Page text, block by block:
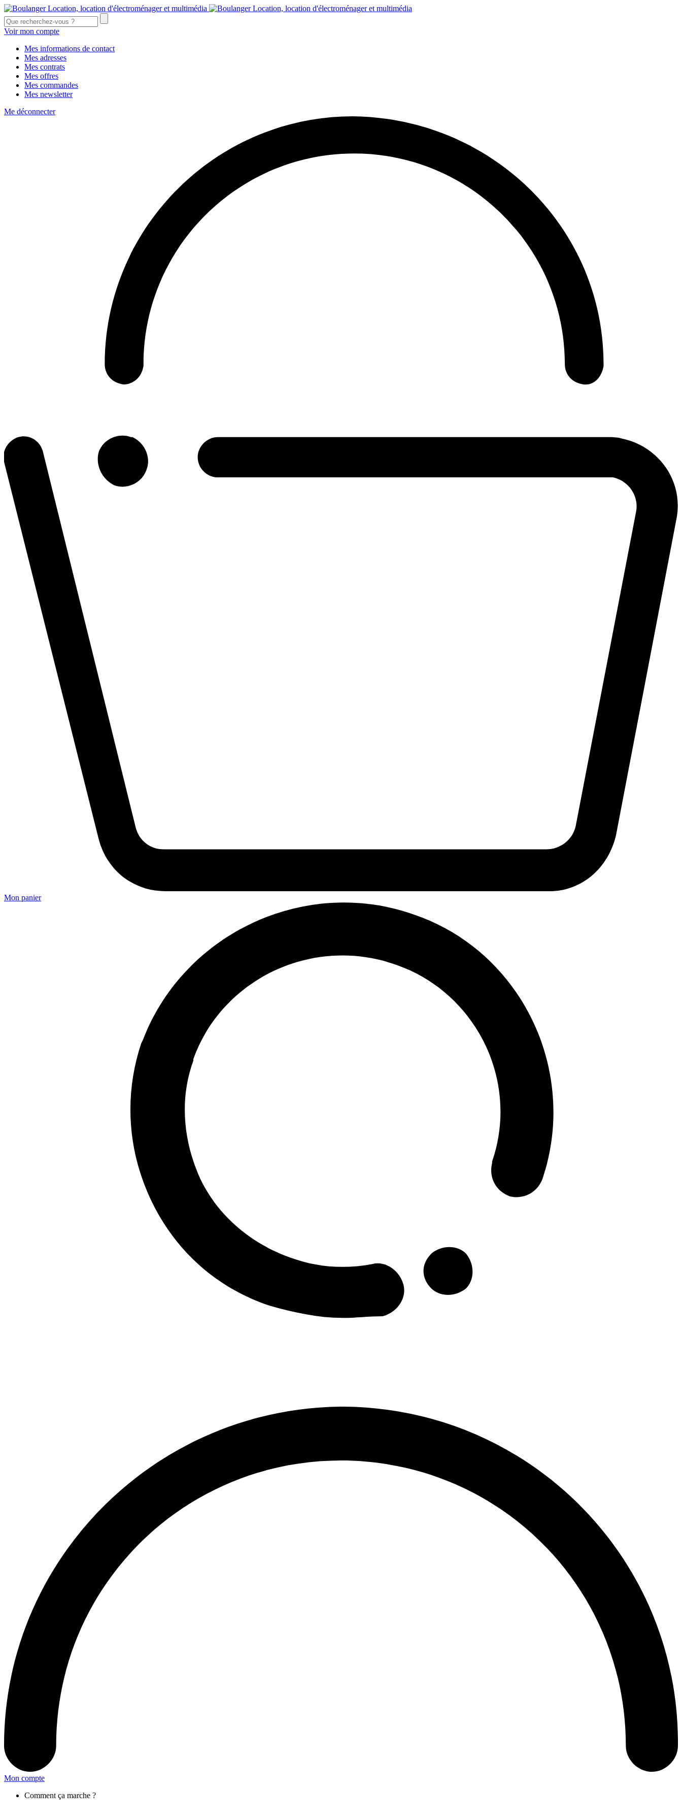
Voir mon compte
Mes informations de contact
Mes adresses
Mes contrats
Mes offres
Mes commandes
Mes newsletter
Me déconnecter
Mon panier
Mon compte
Comment ça marche ?